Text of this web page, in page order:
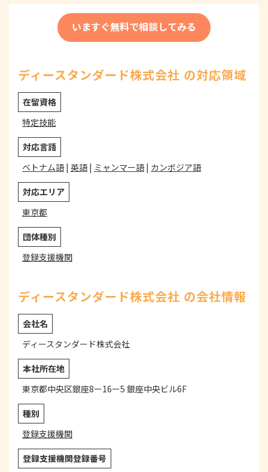
いますぐ無料で相談してみる
ディースタンダード株式会社 の対応領域
在留資格
特定技能
対応言語
ベトナム語| 英語| ミャンマー語| カンボジア語
対応エリア
東京都
団体種別
登録支援機関
ディースタンダード株式会社 の会社情報
会社名
ディースタンダード株式会社
本社所在地
東京都中央区銀座8ー16ー5 銀座中央ビル6F
種別
登録支援機関
登録支援機関登録番号